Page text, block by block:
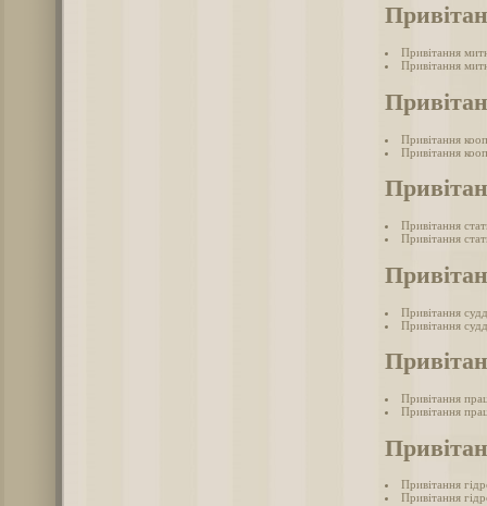
Привітання
Привітання
Привітання
Привітання
Привітання
Привітання
Привітання
Привітання
Привітання
Привітання
Привітання
Привітання